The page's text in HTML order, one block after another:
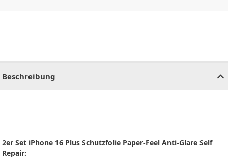
Beschreibung
2er Set iPhone 16 Plus Schutzfolie Paper-Feel Anti-Glare Self
Repair: